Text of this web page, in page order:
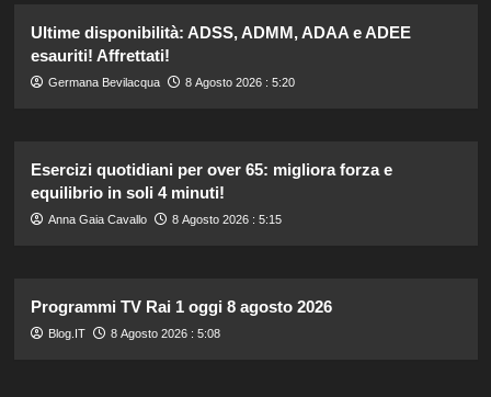
Ultime disponibilità: ADSS, ADMM, ADAA e ADEE
esauriti! Affrettati!
Germana Bevilacqua 8 Agosto 2026 : 5:20
Esercizi quotidiani per over 65: migliora forza e
equilibrio in soli 4 minuti!
Anna Gaia Cavallo 8 Agosto 2026 : 5:15
Programmi TV Rai 1 oggi 8 agosto 2026
Blog.IT 8 Agosto 2026 : 5:08